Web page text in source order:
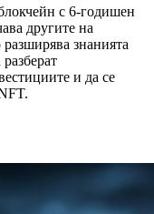
с 6-годишен
другите на
знанията
и да се